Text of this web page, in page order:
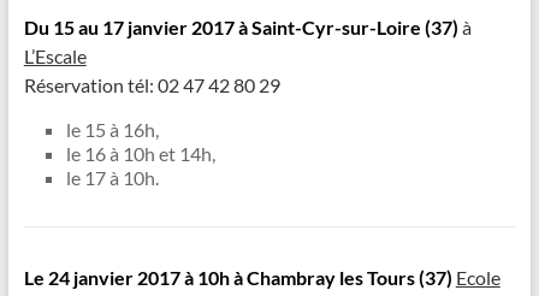
Du 15 au 17 janvier 2017 à Saint-Cyr-sur-Loire (37) à
L’Escale
Réservation tél: 02 47 42 80 29
le 15 à 16h,
le 16 à 10h et 14h,
le 17 à 10h.
Le 24 janvier 2017 à 10h à Chambray les Tours (37) Ecole